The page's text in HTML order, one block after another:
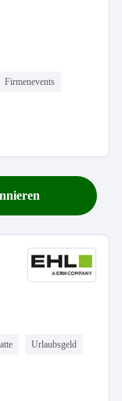
Firmenevents
Urlaubsgeld